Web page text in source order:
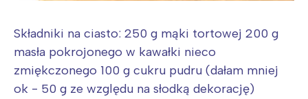
Składniki na ciasto: 250 g mąki tortowej 200 g
masła pokrojonego w kawałki nieco
zmiękczonego 100 g cukru pudru (dałam mniej
ok - 50 g ze względu na słodką dekorację)